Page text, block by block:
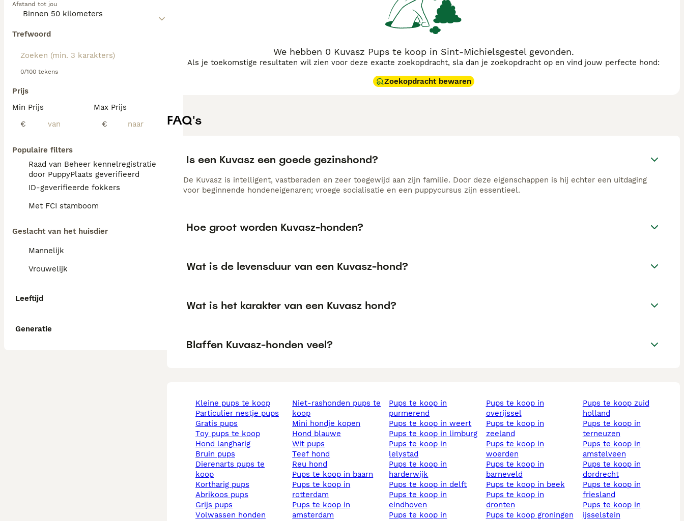
Afstand tot jou
Trefwoord
0/100 tekens
Prijs
Min Prijs
€
Max Prijs
€
Populaire filters
Raad van Beheer kennelregistratie
door PuppyPlaats geverifieerd
ID-geverifieerde fokkers
Met FCI stamboom
Geslacht van het huisdier
Mannelijk
Vrouwelijk
Leeftijd
Generatie
We hebben 0 Kuvasz Pups te koop in Sint-Michielsgestel gevonden.
Als je toekomstige resultaten wil zien voor deze exacte zoekopdracht, sla dan je zoekopdracht op en vind jouw perfecte hond:
Zoekopdracht bewaren
FAQ's
Is een Kuvasz een goede gezinshond?
De Kuvasz is intelligent, vastberaden en zeer toegewijd aan zijn familie. Door deze eigenschappen is hij echter een uitdaging
voor beginnende hondeneigenaren; vroege socialisatie en een puppycursus zijn essentieel.
Hoe groot worden Kuvasz-honden?
Wat is de levensduur van een Kuvasz-hond?
Wat is het karakter van een Kuvasz hond?
Blaffen Kuvasz-honden veel?
kleine pups te koop
particulier nestje pups
gratis pups
toy pups te koop
hond langharig
bruin pups
dierenarts pups te
koop
kortharig pups
abrikoos pups
grijs pups
volwassen honden
niet-rashonden pups te
koop
mini hondje kopen
hond blauwe
wit pups
teef hond
reu hond
pups te koop in baarn
pups te koop in
rotterdam
pups te koop in
amsterdam
pups te koop in
purmerend
pups te koop in weert
pups te koop in limburg
pups te koop in
lelystad
pups te koop in
harderwijk
pups te koop in delft
pups te koop in
eindhoven
pups te koop in
pups te koop in
overijssel
pups te koop in
zeeland
pups te koop in
woerden
pups te koop in
barneveld
pups te koop in beek
pups te koop in
dronten
pups te koop groningen
pups te koop zuid
holland
pups te koop in
terneuzen
pups te koop in
amstelveen
pups te koop in
dordrecht
pups te koop in
friesland
pups te koop in
ijsselstein